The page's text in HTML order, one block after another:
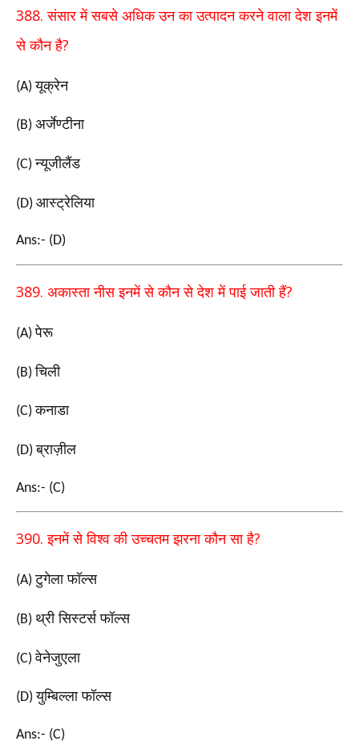
388.संसार में सबसे अधिक उन का उत्पादन करने वाला देश इनमें
से कौन है?
(A)यूक्रेन
(B) अर्जेण्टीना
(C)न्यूजीलैंड
(D) आस्ट्रेलिया
Ans:- (D)
389. अकास्ता नीस इनमें से कौन से देश में पाई जाती हैं?
(A)पेरू
(B)चिली
(C)कनाडा
(D)ब्राज़ील
Ans:- (C)
390.इनमें से विश्व की उच्चतम झरना कौन सा है?
(A)टुगेला फॉल्स
(B) थ्री सिस्टर्स फॉल्स
(C)वेनेजुएला
(D)युम्बिल्ला फॉल्स
Ans:- (C)